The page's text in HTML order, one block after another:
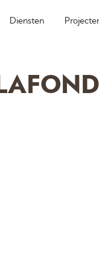
Diensten